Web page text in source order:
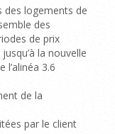
des logements de
des
de prix
la nouvelle
l’alinéa 3.6
de la
par le client